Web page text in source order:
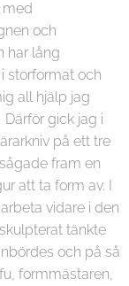
med
och
har lång
storformat och
all hjälp jag
gick jag i
på ett tre
fram en
att ta form av. I
vidare i den
tänkte
och på så
formmästaren,